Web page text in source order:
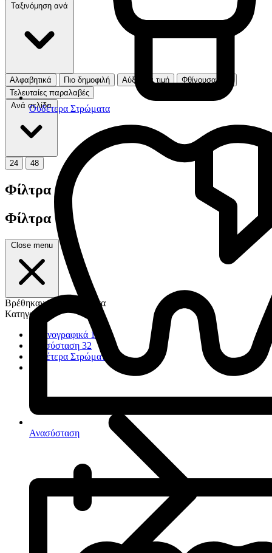
Ουδέτερα Στρώματα
Ανασύσταση
Ταξινόμηση ανά
Αλφαβητικά Πιο δημοφιλή Αύξουσα τιμή
Φθίνουσα τιμή
Τελευταίες παραλαβές
Ανά σελίδα
24 48
Φίλτρα
Φίλτρα
Close menu
Βρέθηκαν 1.260 προϊόντα
Κατηγορία
Ακτινογραφικά 17
Ανασύσταση 32
Ουδέτερα Στρώματα
23